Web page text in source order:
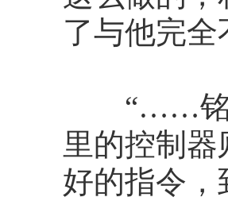
了与他完
“……铭烟
里的控制
好的指令